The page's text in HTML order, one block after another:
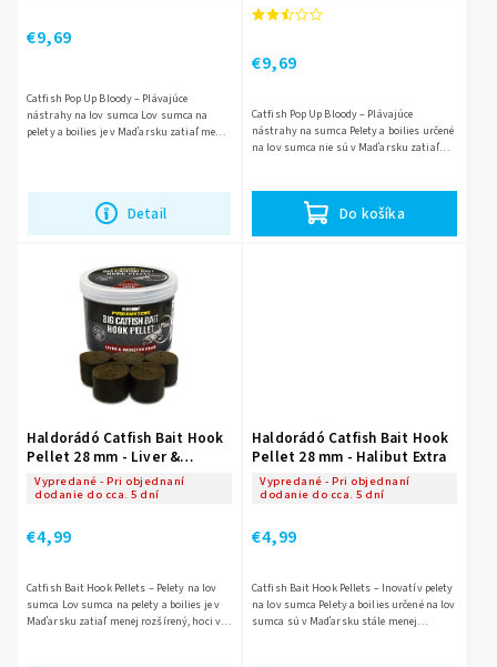
€9,69
Detail
Catfish Pop Up Bloody – Plávajúce
nástrahy na lov sumca Lov sumca na
pelety a boilies je v Maďarsku zatiaľ menej
€9,69
Do košíka
Catfish Pop Up Bloody – Plávajúce
nástrahy na sumca Pelety a boilies určené
na lov sumca nie sú v Maďarsku zatiaľ
Haldorádó Catfish Bait Hook
Pellet 28 mm - Liver &
Monster Crab
Vypredané - Pri objednaní
dodanie do cca. 5 dní
€4,99
Catfish Bait Hook Pellets – Pelety na lov
sumca Lov sumca na pelety a boilies je v
Maďarsku zatiaľ menej rozšírený, hoci v
Haldorádó Catfish Bait Hook
Pellet 28 mm - Halibut Extra
Vypredané - Pri objednaní
dodanie do cca. 5 dní
€4,99
Catfish Bait Hook Pellets – Inovatív pelety
na lov sumca Pelety a boilies určené na lov
sumca sú v Maďarsku stále menej